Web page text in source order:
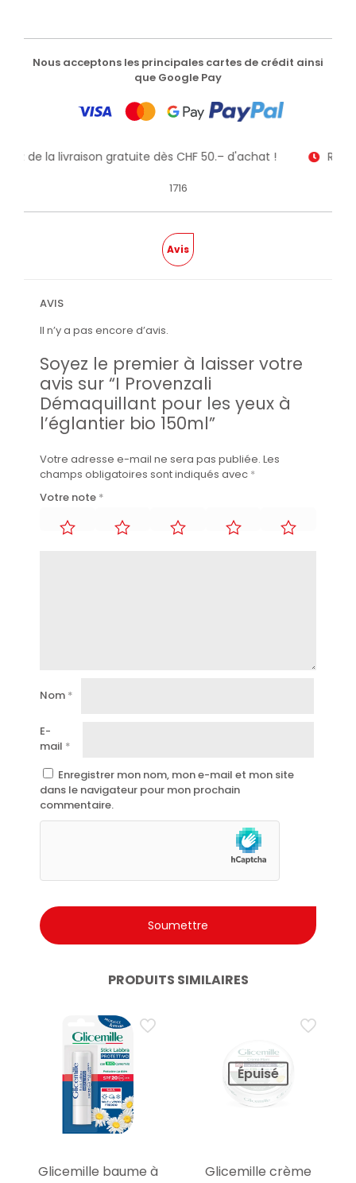
Nous acceptons les principales cartes de crédit ainsi
que Google Pay
de la livraison gratuite dès CHF 50.– d'achat !
1716
Avis
AVIS
Il n’y a pas encore d’avis.
Soyez le premier à laisser votre
avis sur “I Provenzali
Démaquillant pour les yeux à
l’églantier bio 150ml”
Votre adresse e-mail ne sera pas publiée. Les
champs obligatoires sont indiqués avec *
Votre note *
Nom *
E-
mail *
Enregistrer mon nom, mon e-mail et mon site
dans le navigateur pour mon prochain
commentaire.
PRODUITS SIMILAIRES
Glicemille baume à
Épuisé
Glicemille crème